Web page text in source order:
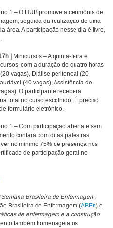
1 – O HUB promove a cerimônia de
seguida da realização de uma
área. A participação nesse dia é livre,
|
Minicursos – A quinta-feira é
com a duração de quatro horas
vagas), Diálise peritoneal (20
(40 vagas), Assistência de
O participante receberá
total no curso escolhido. É preciso
formulário eletrônico.
1 – Com participação aberta e sem
contará com duas palestras
no mínimo 75% de presença nos
de participação geral no
Semana Brasileira de Enfermagem,
Brasileira de Enfermagem (ABEn) e
de enfermagem e a construção
também homenageia os